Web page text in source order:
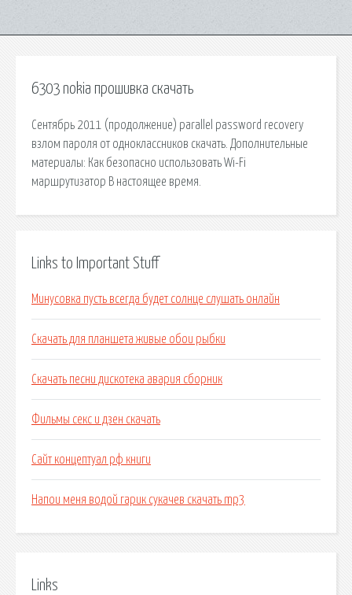
6303 nokia прошивка скачать
Сентябрь 2011 (продолжение) parallel password recovery
взлом пароля от одноклассников скачать. Дополнительные
материалы: Как безопасно использовать Wi-Fi
маршрутизатор В настоящее время.
Links to Important Stuff
Минусовка пусть всегда будет солнце слушать онлайн
Скачать для планшета живые обои рыбки
Скачать песни дискотека авария сборник
Фильмы секс и дзен скачать
Сайт концептуал рф книги
Напои меня водой гарик сукачев скачать mp3
Links